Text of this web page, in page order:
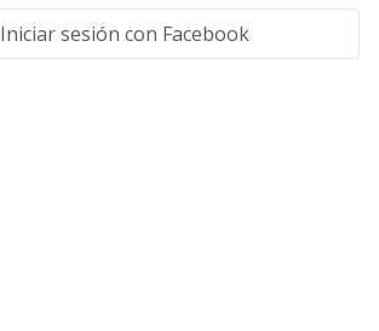
Iniciar sesión con Facebook